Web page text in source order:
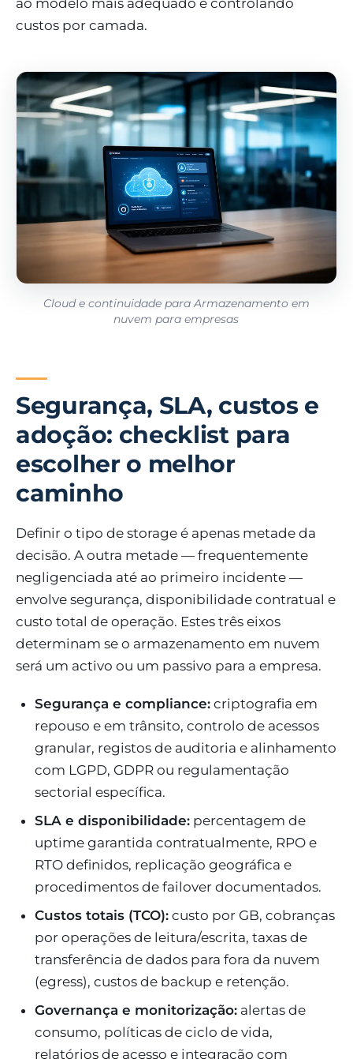
custos por camada.
Cloud e continuidade para Armazenamento em
nuvem para empresas
Segurança, SLA, custos e
adoção: checklist para
escolher o melhor
caminho
Definir o tipo de storage é apenas metade da
decisão. A outra metade — frequentemente
negligenciada até ao primeiro incidente —
envolve segurança, disponibilidade contratual e
custo total de operação. Estes três eixos
determinam se o armazenamento em nuvem
será um activo ou um passivo para a empresa.
Segurança e compliance: criptografia em
repouso e em trânsito, controlo de acessos
granular, registos de auditoria e alinhamento
com LGPD, GDPR ou regulamentação
sectorial específica.
SLA e disponibilidade: percentagem de
uptime garantida contratualmente, RPO e
RTO definidos, replicação geográfica e
procedimentos de failover documentados.
Custos totais (TCO): custo por GB, cobranças
por operações de leitura/escrita, taxas de
transferência de dados para fora da nuvem
(egress), custos de backup e retenção.
Governança e monitorização: alertas de
consumo, políticas de ciclo de vida,
relatórios de acesso e integração com